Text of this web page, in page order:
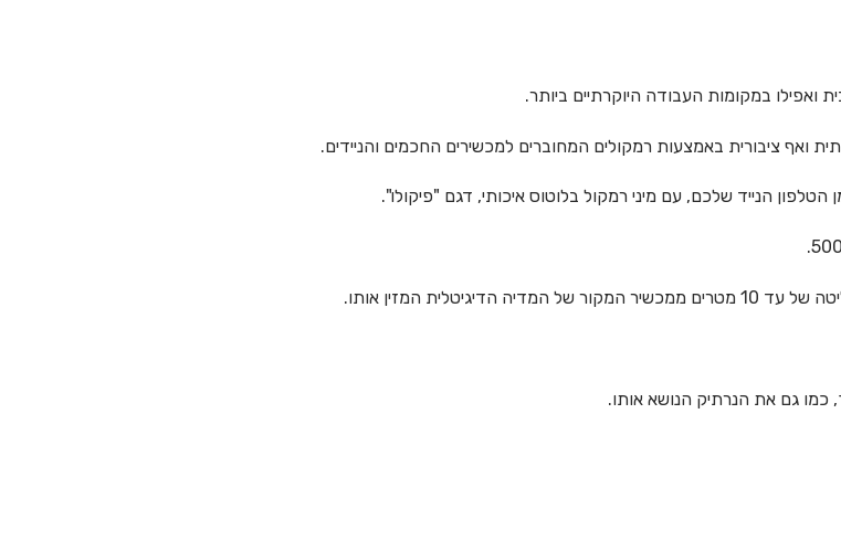
במקומות העבודה היוקרתיים ביותר.
ואף ציבורית באמצעות רמקולים המחוברים למכשירים החכמים והניידים.
הנייד שלכם, עם מיני רמקול בלוטוס איכותי, דגם "פיקולו".
המזין אותו.
כמו גם את הנרתיק הנושא אותו.